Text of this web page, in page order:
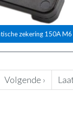
zekering 150A M6
Volgende
pagina
Volgende ›